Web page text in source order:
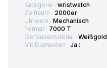
Kategorie : wristwatch
Zeitraum : 2000er
Uhrwerk : Mechanisch
Format : 7000 T
Gehäusematerial : Weißgold
Mit Diamanten : Ja :